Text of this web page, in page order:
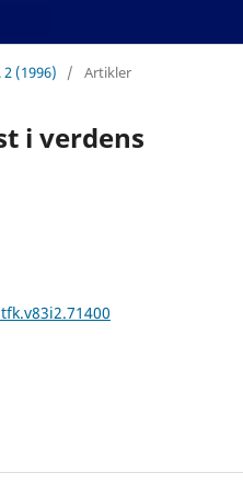
2 (1996) / Artikler
i verdens